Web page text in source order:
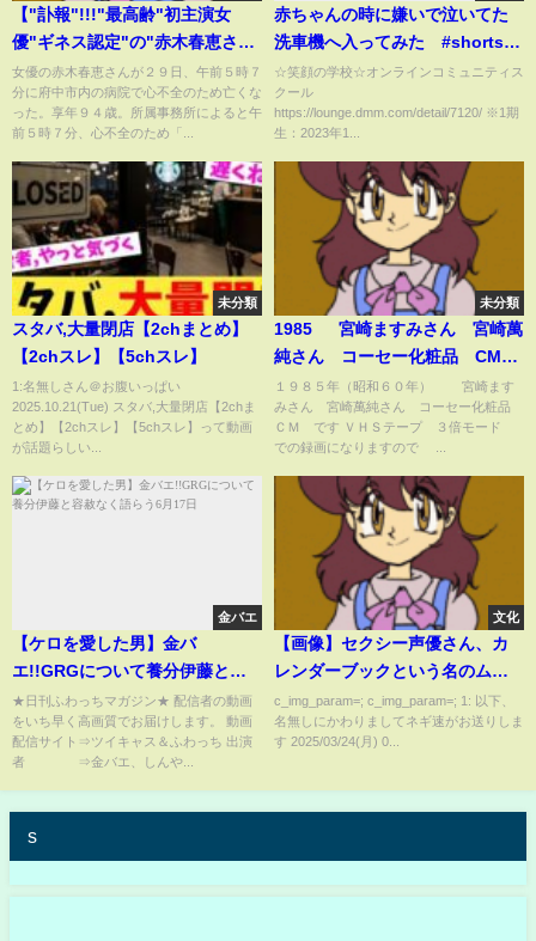
【"訃報"!!!"最高齢"初主演女
優"ギネス認定"の"赤木春恵さん
死去"!!!】名作出演多数の名脇役
「88歳175日」で映画初主演はギ
ネス記録
女優の赤木春恵さんが２９日、午前５時７
分に府中市内の病院で心不全のため亡くな
った。享年９４歳。所属事務所によると午
前５時７分、心不全のため「...
赤ちゃんの時に嫌いで泣いてた
洗車機へ入ってみた #shorts #
ブラザー4
☆笑顔の学校☆オンラインコミュニティス
クール
https://lounge.dmm.com/detail/7120/ ※1期
生：2023年1...
未分類
スタバ,大量閉店【2chまとめ】
【2chスレ】【5chスレ】
1:名無しさん＠お腹いっぱい
2025.10.21(Tue) スタバ,大量閉店【2chま
とめ】【2chスレ】【5chスレ】って動画
が話題らしい...
未分類
1985 宮崎ますみさん 宮崎萬
純さん コーセー化粧品 CM
JAPAN
１９８５年（昭和６０年） 宮崎ます
みさん 宮崎萬純さん コーセー化粧品
ＣＭ です ＶＨＳテープ ３倍モード
での録画になりますので ...
金バエ
【ケロを愛した男】金バ
エ!!GRGについて養分伊藤と容
赦なく語らう6月17日
★日刊ふわっちマガジン★ 配信者の動画
をいち早く高画質でお届けします。 動画
配信サイト⇒ツイキャス＆ふわっち 出演
者 ⇒金バエ、しんや...
文化
【画像】セクシー声優さん、カ
レンダーブックという名のムフ
フ本を発売してしまう
c_img_param=; c_img_param=; 1: 以下、
名無しにかわりましてネギ速がお送りしま
す 2025/03/24(月) 0...
s